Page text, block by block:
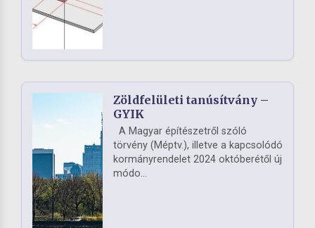
Zöldfelületi tanúsítvány –
GYIK
A Magyar építészetről szóló
törvény (Méptv.), illetve a kapcsolódó
kormányrendelet 2024 októberétől új
módo...